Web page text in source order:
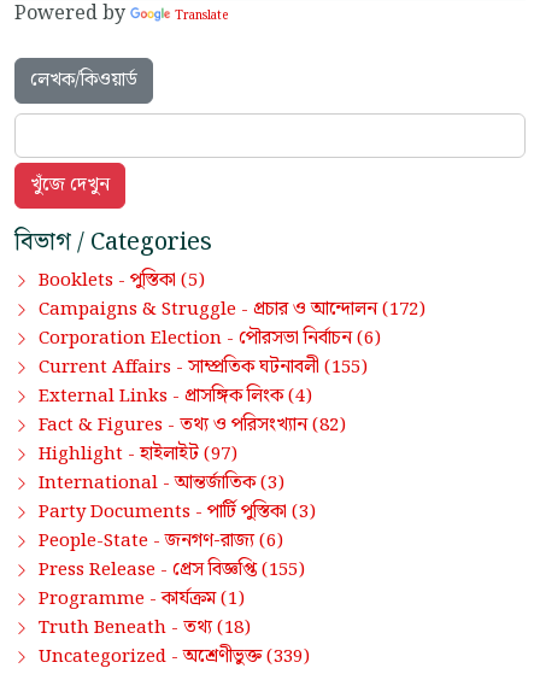
Powered by Translate
লেখক/কিওয়ার্ড
বিভাগ / Categories
Booklets - পুস্তিকা (5)
Campaigns & Struggle - প্রচার ও আন্দোলন(172)
Corporation Election - পৌরসভা নির্বাচন(6)
Current Affairs - সাম্প্রতিক ঘটনাবলী (155)
External Links - প্রাসঙ্গিক লিংক(4)
Fact & Figures - তথ্য ও পরিসংখ্যান(82)
Highlight -হাইলাইট(97)
International -আন্তর্জাতিক(3)
Party Documents - পার্টি পুস্তিকা (3)
People-State -জনগণ-রাজ্য(6)
Press Release - প্রেস বিজ্ঞপ্তি(155)
Programme -কার্যক্রম(1)
Truth Beneath - তথ্য(18)
Uncategorized -অশ্রেণীভুক্ত(339)